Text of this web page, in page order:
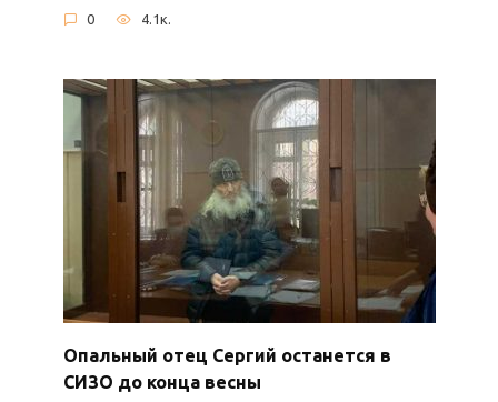
0 4.1к.
Опальный отец Сергий останется в
СИЗО до конца весны